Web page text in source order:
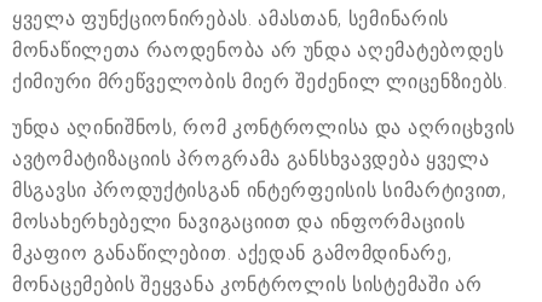
ყველა ფუნქციონირებას. ამასთან, სემინარის
მონაწილეთა რაოდენობა არ უნდა აღემატებოდეს
ქიმიური მრეწველობის მიერ შეძენილ ლიცენზიებს.
უნდა აღინიშნოს, რომ კონტროლისა და აღრიცხვის
ავტომატიზაციის პროგრამა განსხვავდება ყველა
მსგავსი პროდუქტისგან ინტერფეისის სიმარტივით,
მოსახერხებელი ნავიგაციით და ინფორმაციის
მკაფიო განაწილებით. აქედან გამომდინარე,
მონაცემების შეყვანა კონტროლის სისტემაში არ